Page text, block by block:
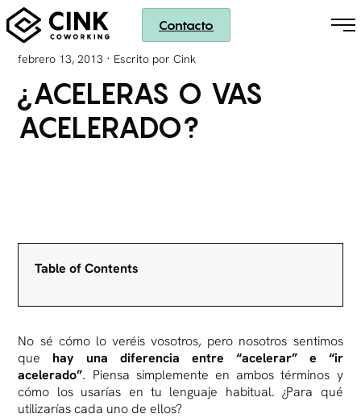
Contacto
febrero 13, 2013 · Escrito por Cink
¿ACELERAS O VAS
ACELERADO?
Table of Contents
No sé cómo lo veréis vosotros, pero nosotros sentimos
que hay una diferencia entre “acelerar” e “ir
acelerado”. Piensa simplemente en ambos términos y
cómo los usarías en tu lenguaje habitual. ¿Para qué
utilizarías cada uno de ellos?